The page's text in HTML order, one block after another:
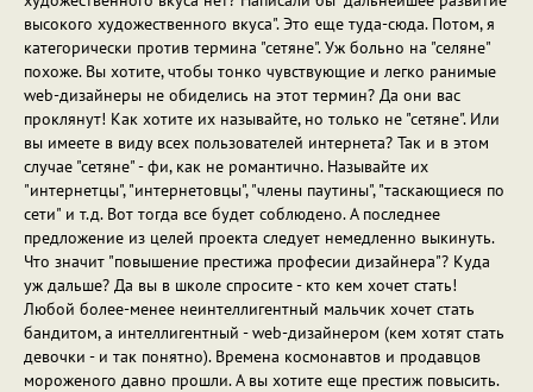
высокого художественного вкуса". Это еще туда-сюда. Потом, я
категорически против термина "сетяне". Уж больно на "селяне"
похоже. Вы хотите, чтобы тонко чувствующие и легко ранимые
web-дизайнеры не обиделись на этот термин? Да они вас
проклянут! Как хотите их называйте, но только не "сетяне". Или
вы имеете в виду всех пользователей интернета? Так и в этом
случае "сетяне" - фи, как не романтично. Называйте их
"интернетцы", "интернетовцы", "члены паутины", "таскающиеся по
сети" и т.д. Вот тогда все будет соблюдено. А последнее
предложение из целей проекта следует немедленно выкинуть.
Что значит "повышение престижа професии дизайнера"? Куда
уж дальше? Да вы в школе спросите - кто кем хочет стать!
Любой более-менее неинтеллигентный мальчик хочет стать
бандитом, а интеллигентный - web-дизайнером (кем хотят стать
девочки - и так понятно). Времена космонавтов и продавцов
мороженого давно прошли. А вы хотите еще престиж повысить.